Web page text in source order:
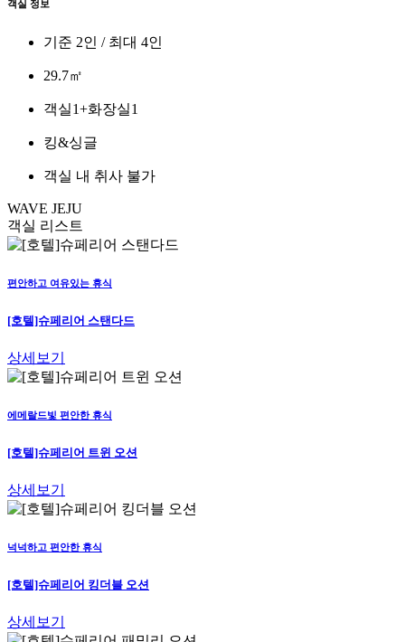
객실 정보
기준 2인 / 최대 4인
29.7㎡
객실1+화장실1
킹&싱글
객실 내 취사 불가
WAVE JEJU
객실 리스트
편안하고 여유있는 휴식
[호텔]슈페리어 스탠다드
상세보기
에메랄드빛 편안한 휴식
[호텔]슈페리어 트윈 오션
상세보기
넉넉하고 편안한 휴식
[호텔]슈페리어 킹더블 오션
상세보기